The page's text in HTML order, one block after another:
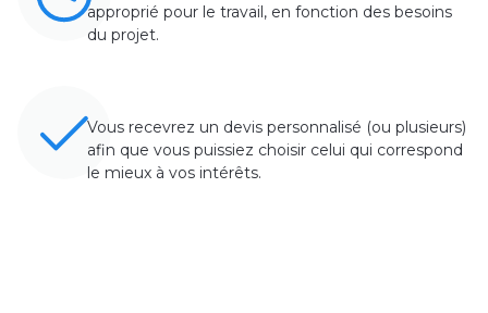
approprié pour le travail, en fonction des besoins
du projet.
Vous recevrez un devis personnalisé (ou plusieurs)
afin que vous puissiez choisir celui qui correspond
le mieux à vos intérêts.